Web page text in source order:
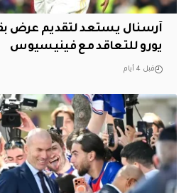
يورو للتعاقد مع فينيسيوس
قبل 4 أيام